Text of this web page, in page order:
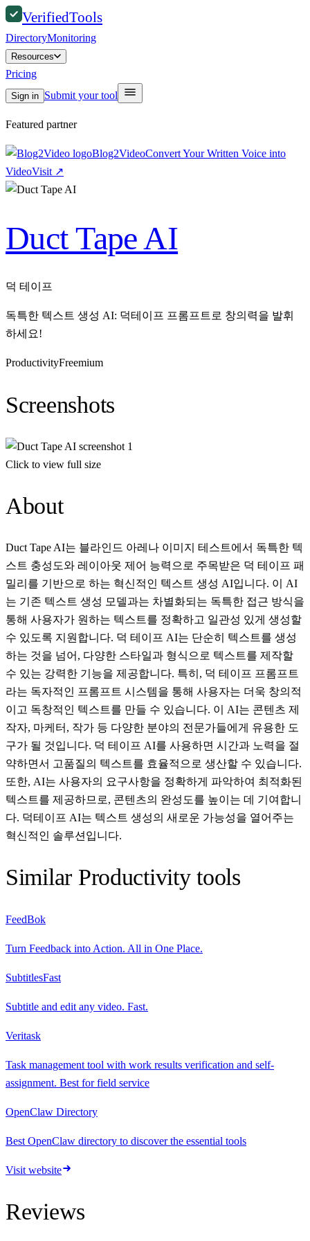
VerifiedTools
DirectoryMonitoring
Resources
Pricing
Sign in Submit your tool
Featured partner
Blog2VideoConvert Your Written Voice into
VideoVisit ↗
Duct Tape AI
덕 테이프
독특한 텍스트 생성 AI: 덕테이프 프롬프트로 창의력을 발휘
하세요!
ProductivityFreemium
Screenshots
Click to view full size
About
Duct Tape AI는 블라인드 아레나 이미지 테스트에서 독특한 텍
스트 충성도와 레이아웃 제어 능력으로 주목받은 덕 테이프 패
밀리를 기반으로 하는 혁신적인 텍스트 생성 AI입니다. 이 AI
는 기존 텍스트 생성 모델과는 차별화되는 독특한 접근 방식을
통해 사용자가 원하는 텍스트를 정확하고 일관성 있게 생성할
수 있도록 지원합니다. 덕 테이프 AI는 단순히 텍스트를 생성
하는 것을 넘어, 다양한 스타일과 형식으로 텍스트를 제작할
수 있는 강력한 기능을 제공합니다. 특히, 덕 테이프 프롬프트
라는 독자적인 프롬프트 시스템을 통해 사용자는 더욱 창의적
이고 독창적인 텍스트를 만들 수 있습니다. 이 AI는 콘텐츠 제
작자, 마케터, 작가 등 다양한 분야의 전문가들에게 유용한 도
구가 될 것입니다. 덕 테이프 AI를 사용하면 시간과 노력을 절
약하면서 고품질의 텍스트를 효율적으로 생산할 수 있습니다.
또한, AI는 사용자의 요구사항을 정확하게 파악하여 최적화된
텍스트를 제공하므로, 콘텐츠의 완성도를 높이는 데 기여합니
다. 덕테이프 AI는 텍스트 생성의 새로운 가능성을 열어주는
혁신적인 솔루션입니다.
Similar Productivitytools
FeedBok
Turn Feedback into Action. All in One Place.
SubtitlesFast
Subtitle and edit any video. Fast.
Veritask
Task management tool with work results verification and self-
assignment. Best for field service
OpenClaw Directory
Best OpenClaw directory to discover the essential tools
Visit website
Reviews